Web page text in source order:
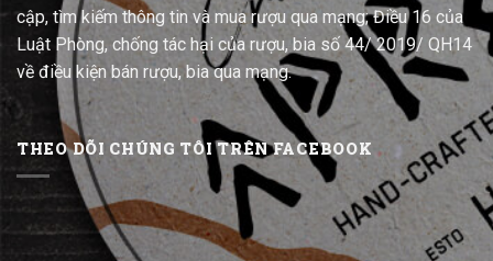
cập, tìm kiếm thông tin và mua rượu qua mạng; Điều 16 của
Luật Phòng, chống tác hại của rượu, bia số 44/ 2019/ QH14
về điều kiện bán rượu, bia qua mạng.
THEO DÕI CHÚNG TÔI TRÊN FACEBOOK